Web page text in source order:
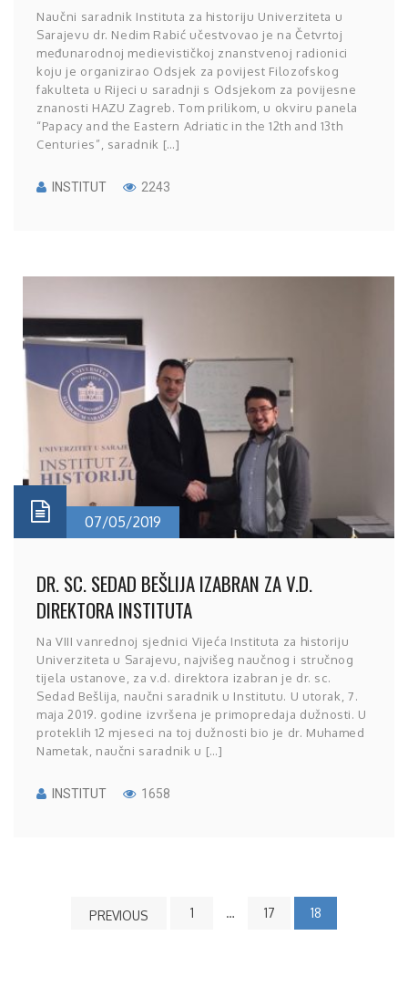
Naučni saradnik Instituta za historiju Univerziteta u
Sarajevu dr. Nedim Rabić učestvovao je na Četvrtoj
međunarodnoj medievističkoj znanstvenoj radionici
koju je organizirao Odsjek za povijest Filozofskog
fakulteta u Rijeci u saradnji s Odsjekom za povijesne
znanosti HAZU Zagreb. Tom prilikom, u okviru panela
“Papacy and the Eastern Adriatic in the 12th and 13th
Centuries”, saradnik […]
INSTITUT 2243
07/05/2019
DR. SC. SEDAD BEŠLIJA IZABRAN ZA V.D.
DIREKTORA INSTITUTA
Na VIII vanrednoj sjednici Vijeća Instituta za historiju
Univerziteta u Sarajevu, najvišeg naučnog i stručnog
tijela ustanove, za v.d. direktora izabran je dr. sc.
Sedad Bešlija, naučni saradnik u Institutu. U utorak, 7.
maja 2019. godine izvršena je primopredaja dužnosti. U
proteklih 12 mjeseci na toj dužnosti bio je dr. Muhamed
Nametak, naučni saradnik u […]
INSTITUT 1658
PREVIOUS 1 … 17 18